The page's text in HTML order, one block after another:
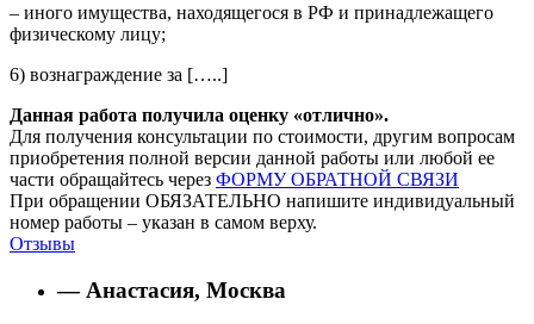
– иного имущества, находящегося в РФ и принадлежащего
физическому лицу;
6) вознаграждение за […..]
Данная работа получила оценку «отлично».
Для получения консультации по стоимости, другим вопросам
приобретения полной версии данной работы или любой ее
части обращайтесь через ФОРМУ ОБРАТНОЙ СВЯЗИ
При обращении ОБЯЗАТЕЛЬНО напишите индивидуальный
номер работы – указан в самом верху.
Отзывы
— Анастасия, Москва